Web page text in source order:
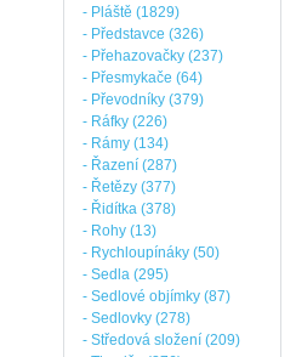
- Pláště (1829)
- Představce (326)
- Přehazovačky (237)
- Přesmykače (64)
- Převodníky (379)
- Ráfky (226)
- Rámy (134)
- Řazení (287)
- Řetězy (377)
- Řidítka (378)
- Rohy (13)
- Rychloupínáky (50)
- Sedla (295)
- Sedlové objímky (87)
- Sedlovky (278)
- Středová složení (209)